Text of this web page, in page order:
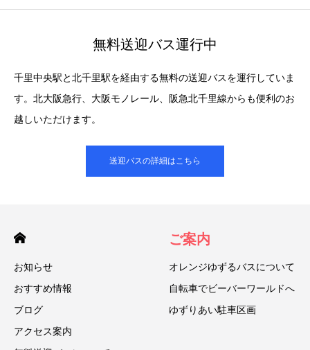
無料送迎バス運行中
千里中央駅と北千里駅を経由する無料の送迎バスを運行していま
す。北大阪急行、大阪モノレール、阪急北千里線からも便利のお
越しいただけます。
送迎バスの詳細はこちら
お知らせ
おすすめ情報
ブログ
アクセス案内
ご案内
オレンジゆずるバスについて
自転車でビーバーワールドへ
ゆずりあい駐車区画